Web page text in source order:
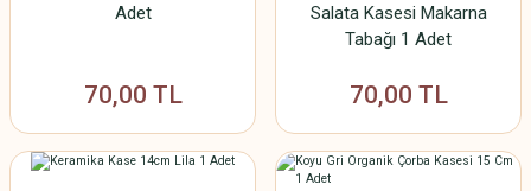
Adet
70,00 TL
Salata Kasesi Makarna
Tabağı 1 Adet
70,00 TL